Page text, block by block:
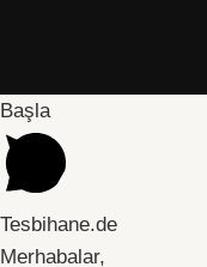
Başla
Tesbihane.de
Merhabalar,